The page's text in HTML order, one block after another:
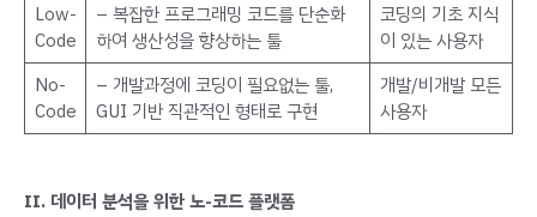
Low-
Code
– 복잡한 프로그래밍 코드를 단순화
하여 생산성을 향상하는 툴
코딩의 기초 지식
이 있는 사용자
No-
Code
– 개발과정에 코딩이 필요없는 툴,
GUI 기반 직관적인 형태로 구현
개발/비개발 모든
사용자
II. 데이터 분석을 위한 노-코드 플랫폼